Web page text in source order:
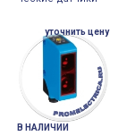
уточнить цену
В НАЛИЧИИ